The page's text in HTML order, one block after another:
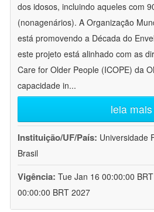
dos idosos, incluindo aqueles com
(nonagenários). A Organização
está promovendo a Década do
este projeto está alinhado com as
Care for Older People (ICOPE) da
capacidade in...
leia mais
Instituição/UF/País: Universidade
Brasil
Vigência: Tue Jan 16 00:00:00
00:00:00 BRT 2027